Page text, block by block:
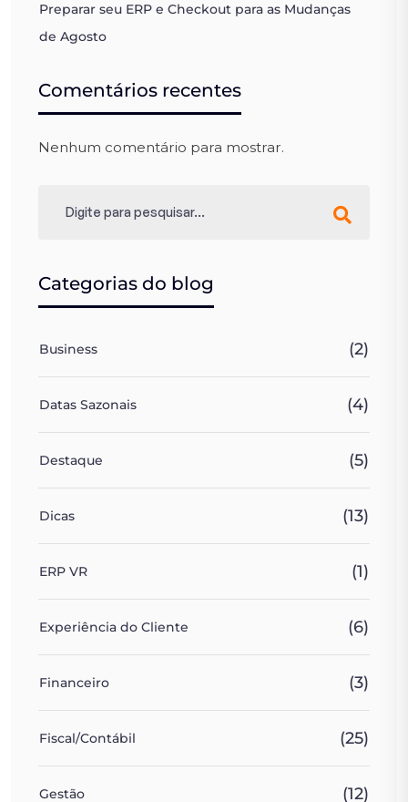
Preparar seu ERP e Checkout para as Mudanças
de Agosto
Comentários recentes
Nenhum comentário para mostrar.
Categorias do blog
Business (2)
Datas Sazonais (4)
Destaque (5)
Dicas (13)
ERP VR (1)
Experiência do Cliente (6)
Financeiro (3)
Fiscal/Contábil (25)
Gestão (12)